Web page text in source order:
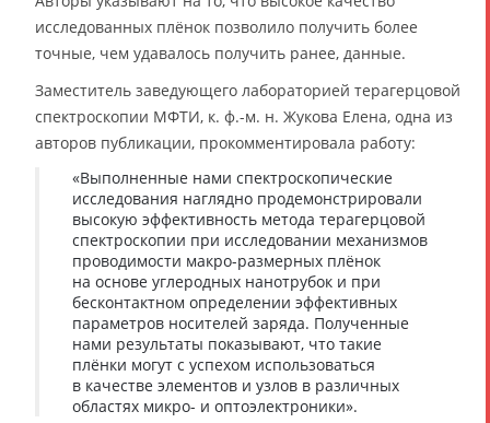
исследованных плёнок позволило получить более
точные, чем удавалось получить ранее, данные.
Заместитель заведующего лабораторией терагерцовой
спектроскопии МФТИ, к. ф.-м. н. Жукова Елена, одна из
авторов публикации, прокомментировала работу:
«Выполненные нами спектроскопические
исследования наглядно продемонстрировали
высокую эффективность метода терагерцовой
спектроскопии при исследовании механизмов
проводимости макро-размерных плёнок
на основе углеродных нанотрубок и при
бесконтактном определении эффективных
параметров носителей заряда. Полученные
нами результаты показывают, что такие
плёнки могут с успехом использоваться
в качестве элементов и узлов в различных
областях микро- и оптоэлектроники».